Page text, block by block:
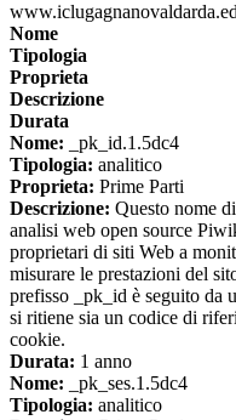
Nome
Tipologia
Proprieta
Descrizione
Durata
Nome: _pk_id.1.5dc4
Tipologia: analitico
Proprieta: Prime Parti
Descrizione: Questo nome
analisi web open source
proprietari di siti Web a
misurare le prestazioni del
prefisso _pk_id è seguito da
si ritiene sia un codice di
cookie.
Durata: 1 anno
Nome: _pk_ses.1.5dc4
Tipologia: analitico